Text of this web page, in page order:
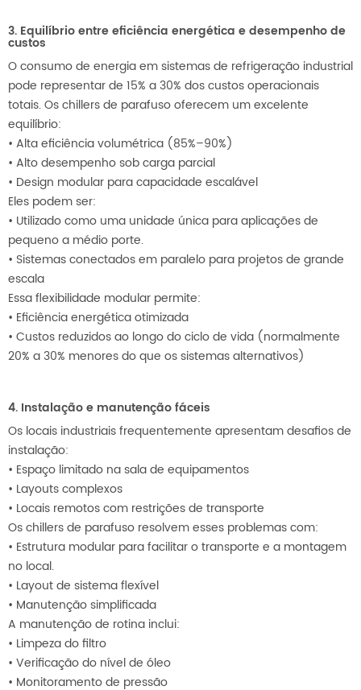
3. Equilíbrio entre eficiência energética e desempenho de
custos
O consumo de energia em sistemas de refrigeração industrial
pode representar de 15% a 30% dos custos operacionais
totais. Os chillers de parafuso oferecem um excelente
equilíbrio:
• Alta eficiência volumétrica (85%–90%)
• Alto desempenho sob carga parcial
• Design modular para capacidade escalável
Eles podem ser:
• Utilizado como uma unidade única para aplicações de
pequeno a médio porte.
• Sistemas conectados em paralelo para projetos de grande
escala
Essa flexibilidade modular permite:
• Eficiência energética otimizada
• Custos reduzidos ao longo do ciclo de vida (normalmente
20% a 30% menores do que os sistemas alternativos)
4. Instalação e manutenção fáceis
Os locais industriais frequentemente apresentam desafios de
instalação:
• Espaço limitado na sala de equipamentos
• Layouts complexos
• Locais remotos com restrições de transporte
Os chillers de parafuso resolvem esses problemas com:
• Estrutura modular para facilitar o transporte e a montagem
no local.
• Layout de sistema flexível
• Manutenção simplificada
A manutenção de rotina inclui:
• Limpeza do filtro
• Verificação do nível de óleo
• Monitoramento de pressão